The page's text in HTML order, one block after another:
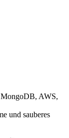
AWS,
und sauberes